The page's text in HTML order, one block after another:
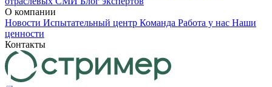
О компании
Новости Испытательный центр Команда Работа у нас Наши
ценности
Контакты